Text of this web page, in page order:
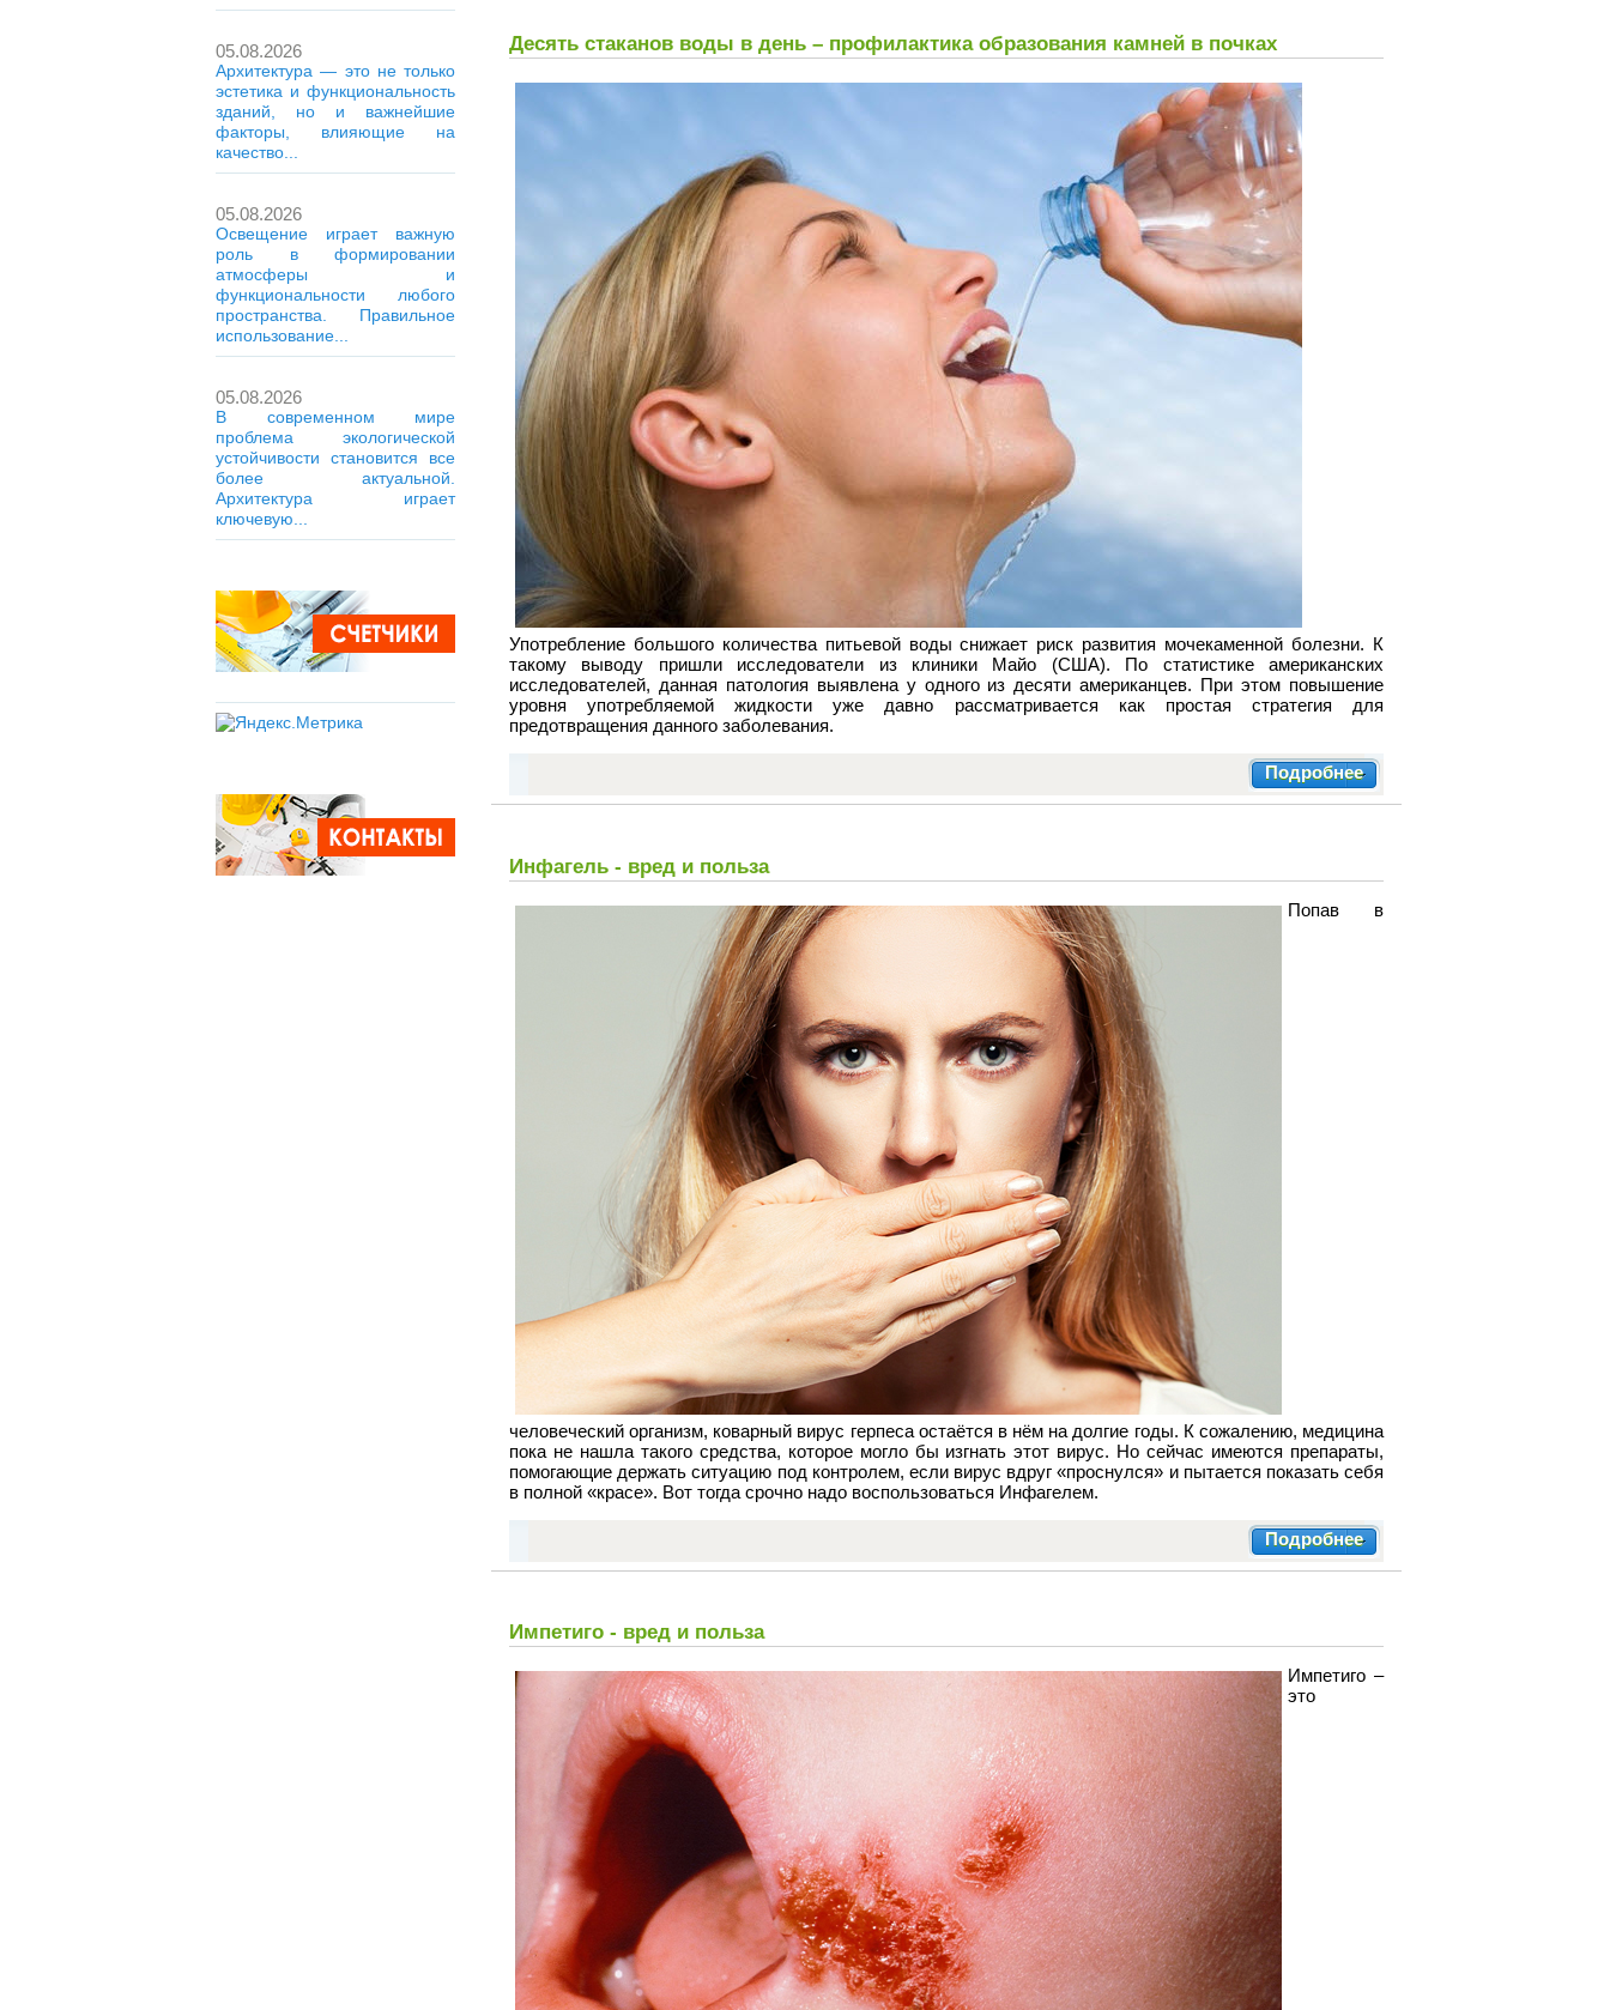
05.08.2026
Архитектура — это не только
эстетика и функциональность
зданий, но и важнейшие
факторы, влияющие на
качество...
05.08.2026
Освещение играет важную
роль в формировании
атмосферы и
функциональности любого
пространства. Правильное
использование...
05.08.2026
В современном мире
проблема экологической
устойчивости становится все
более актуальной.
Архитектура играет
ключевую...
Десять стаканов воды в день – профилактика образования камней в почках
Употребление большого количества питьевой воды снижает риск развития мочекаменной болезни. К
такому выводу пришли исследователи из клиники Майо (США). По статистике американских
исследователей, данная патология выявлена у одного из десяти американцев. При этом повышение
уровня употребляемой жидкости уже давно рассматривается как простая стратегия для
предотвращения данного заболевания.
Подробнее
Инфагель - вред и польза
Попав в
человеческий организм, коварный вирус герпеса остаётся в нём на долгие годы. К сожалению, медицина
пока не нашла такого средства, которое могло бы изгнать этот вирус. Но сейчас имеются препараты,
помогающие держать ситуацию под контролем, если вирус вдруг «проснулся» и пытается показать себя
в полной «красе». Вот тогда срочно надо воспользоваться Инфагелем.
Подробнее
Импетиго - вред и польза
Импетиго –
это